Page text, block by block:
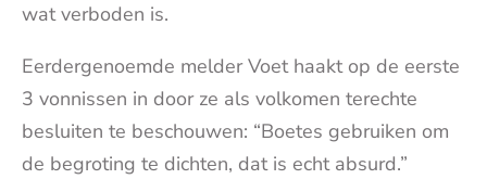
wat verboden is.
Eerdergenoemde melder Voet haakt op de eerste
3 vonnissen in door ze als volkomen terechte
besluiten te beschouwen: “Boetes gebruiken om
de begroting te dichten, dat is echt absurd.”